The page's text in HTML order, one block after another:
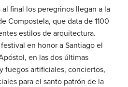
final los peregrinos llegan a la
Compostela, que data de 1100-
estilos de arquitectura.
en honor a Santiago el
en las dos últimas
fuegos artificiales, conciertos,
para el santo patrón de la